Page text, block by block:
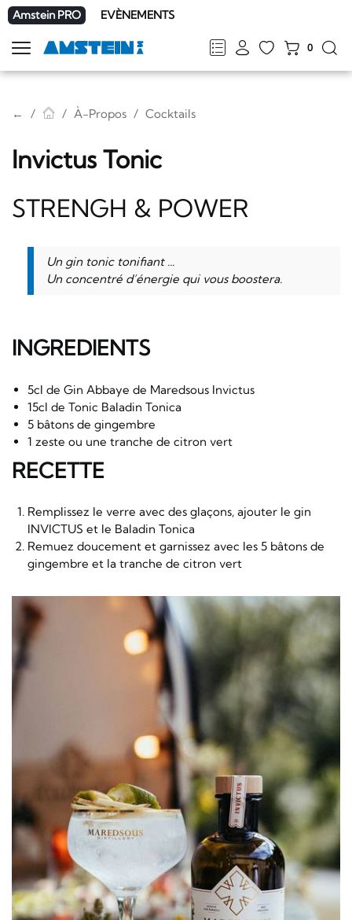
Amstein PRO EVÈNEMENTS
FRDEENIT
0
Afficher
la
←
À-Propos Cocktails
Invictus Tonic
STRENGH & POWER
Un gin tonic tonifiant ...
Un concentré d’énergie qui vous boostera.
INGREDIENTS
5cl de Gin Abbaye de Maredsous Invictus
15cl de Tonic Baladin Tonica
5 bâtons de gingembre
1 zeste ou une tranche de citron vert
​RECETTE
Remplissez le verre avec des glaçons, ajouter le gin
INVICTUS et le Baladin Tonica
Remuez doucement et garnissez avec les 5 bâtons de
gingembre et la tranche de citron vert